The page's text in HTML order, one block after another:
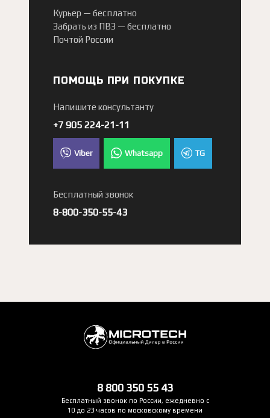
Курьер — бесплатно
Забрать из ПВЗ — бесплатно
Почтой России
ПОМОЩЬ ПРИ ПОКУПКЕ
Напишите консультанту
+7 905 224-21-11
Viber Whatsapp TG
Бесплатный звонок
8-800-350-55-43
8 800 350 55 43
Бесплатный звонок по России, ежедневно с
10 до 23 часов по московскому времени